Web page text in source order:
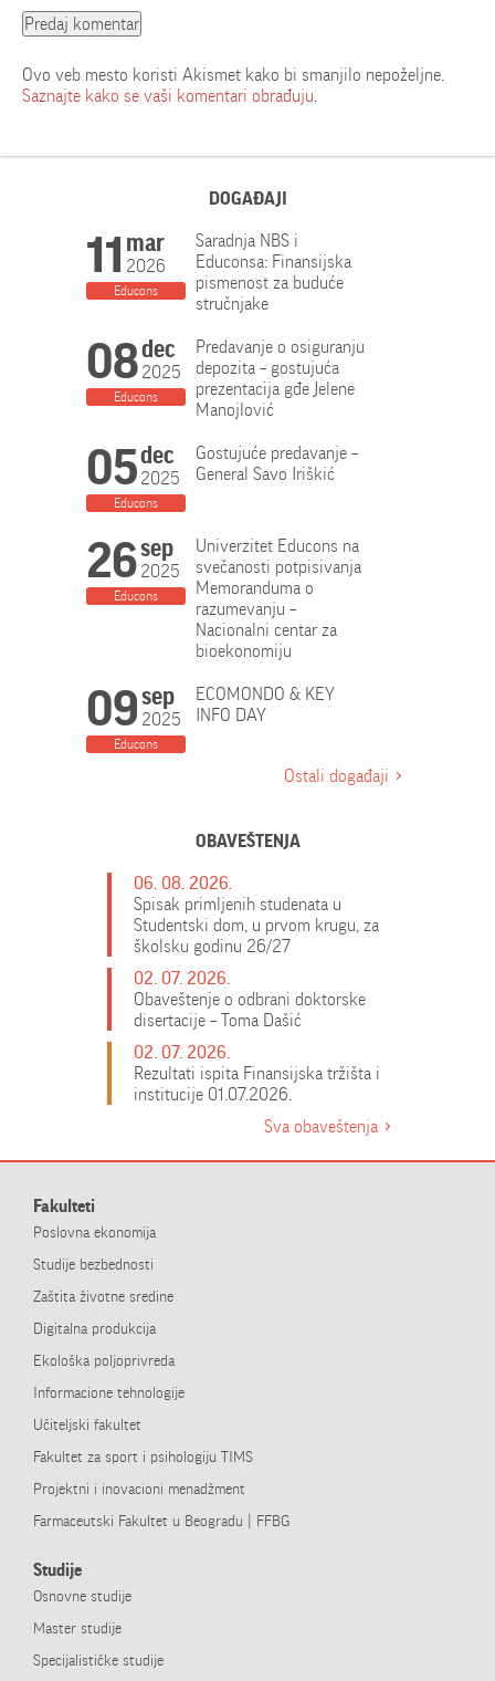
Ovo veb mesto koristi Akismet kako bi smanjilo nepoželjne.
Saznajte kako se vaši komentari obrađuju.
DOGAĐAJI
11 mar
2026
Educons
Saradnja NBS i
Educonsa: Finansijska
pismenost za buduće
stručnjake
08dec
2025
Educons
Predavanje o osiguranju
depozita – gostujuća
prezentacija gđe Jelene
Manojlović
05dec
2025
Educons
Gostujuće predavanje –
General Savo Iriškić
26sep
2025
Educons
Univerzitet Educons na
svečanosti potpisivanja
Memoranduma o
razumevanju –
Nacionalni centar za
bioekonomiju
09sep
2025
Educons
ECOMONDO & KEY
INFO DAY
Ostali događaji
OBAVEŠTENJA
06. 08. 2026.
Spisak primljenih studenata u
Studentski dom, u prvom krugu, za
školsku godinu 26/27
02. 07. 2026.
Obaveštenje o odbrani doktorske
disertacije – Toma Dašić
02. 07. 2026.
Rezultati ispita Finansijska tržišta i
institucije 01.07.2026.
Sva obaveštenja
Fakulteti
Poslovna ekonomija
Studije bezbednosti
Zaštita životne sredine
Digitalna produkcija
Ekološka poljoprivreda
Informacione tehnologije
Učiteljski fakultet
Fakultet za sport i psihologiju TIMS
Projektni i inovacioni menadžment
Farmaceutski Fakultet u Beogradu | FFBG
Studije
Osnovne studije
Master studije
Specijalističke studije